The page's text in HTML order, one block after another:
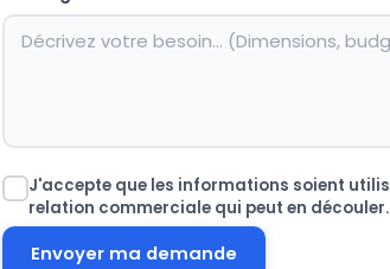
J'accepte que les informations soient
relation commerciale qui peut en découler.
Envoyer ma demande